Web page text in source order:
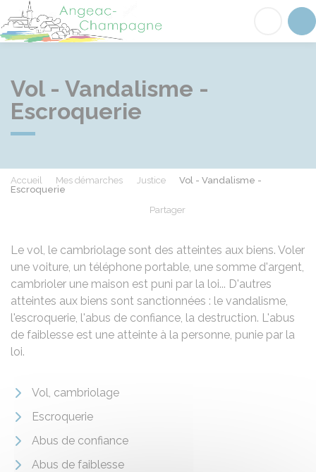
Angeac-Champagne
Vol - Vandalisme -
Escroquerie
Accueil Mes démarches Justice
Vol - Vandalisme -
Escroquerie
Partager
Le vol, le cambriolage sont des atteintes aux biens. Voler
une voiture, un téléphone portable, une somme d'argent,
cambrioler une maison est puni par la loi... D'autres
atteintes aux biens sont sanctionnées : le vandalisme,
l'escroquerie, l'abus de confiance, la destruction. L'abus
de faiblesse est une atteinte à la personne, punie par la
loi.
Vol, cambriolage
Escroquerie
Abus de confiance
Abus de faiblesse